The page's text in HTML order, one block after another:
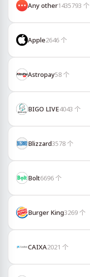
Any other1435793 个
Apple2646个
Astropay58个
BIGO LIVE4043 个
Blizzard3578个
Bolt6696个
Burger King3269个
CAIXA2021 个